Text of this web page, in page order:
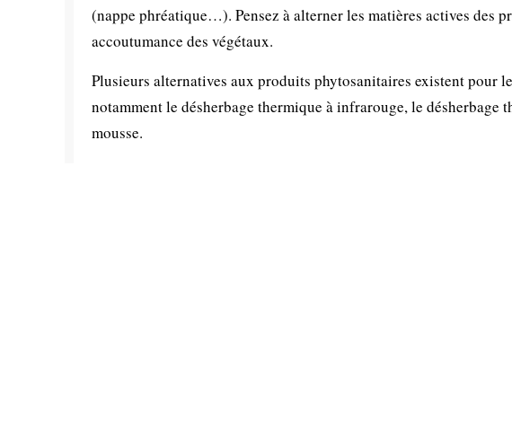
(nappe phréatique…). Pensez à alterner les matières actives des
accoutumance des végétaux.
Plusieurs alternatives aux produits phytosanitaires existent pour
notamment le désherbage thermique à infrarouge, le désherbage
mousse.